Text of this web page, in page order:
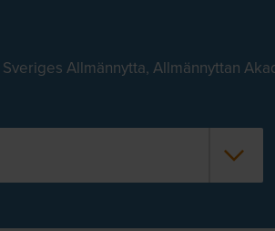
Allmännytta, Allmännyttan